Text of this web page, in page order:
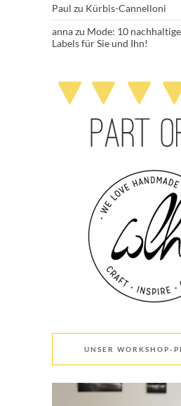
Paul zu Kürbis-Cannelloni
annazu Mode: 10
Labels für Sie und Ihn!
UNSER WORKSHOP-